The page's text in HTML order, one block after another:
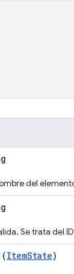
del
Se trata del
(ItemState)